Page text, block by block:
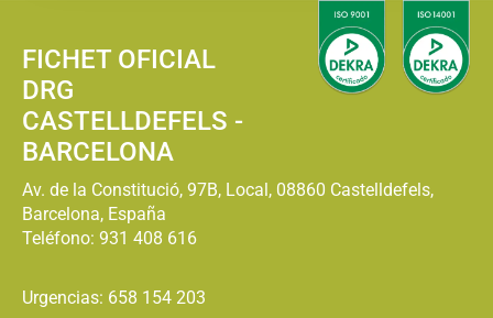
FICHET OFICIAL
DRG
CASTELLDEFELS -
BARCELONA
Av. de la Constitució, 97B, Local, 08860 Castelldefels,
Barcelona, España
Teléfono: 931 408 616
Urgencias: 658 154 203